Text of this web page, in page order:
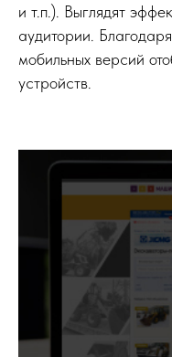
и т.п.). Выглядят
аудитории.
мобильных версий
устройств.